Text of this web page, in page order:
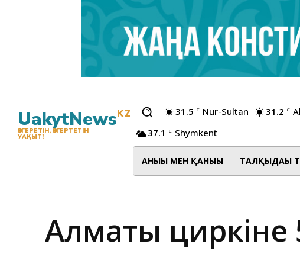
UakytNewsKZ
ӨЗГЕРЕТІН, ӨЗГЕРТЕТІН
УАҚЫТ!
31.5 C Nur-Sultan 31.2 C
37.1
C Shymkent
АНЫҒЫ МЕН ҚАНЫҒЫ ТАЛҚЫДАҒЫ
Алматы